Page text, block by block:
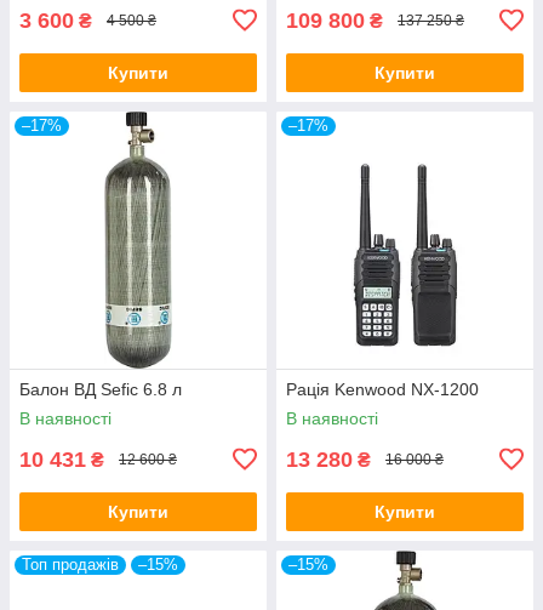
3 600 ₴ 4 500 ₴
Купити
109 800 ₴ 137 250 ₴
Купити
–17%
Балон ВД Sefic 6.8 л
В наявності
10 431 ₴ 12 600 ₴
Купити
–17%
Рація Kenwood NX-1200
В наявності
13 280 ₴ 16 000 ₴
Купити
Топ продажів –15% –15%